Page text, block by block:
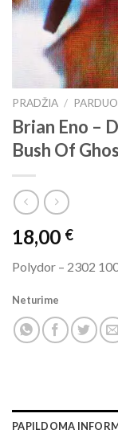
PRADŽIA /
Brian Eno –
Bush Of
18,00 €
Polydor ‎– 2302
Neturime
PAPILDOMA